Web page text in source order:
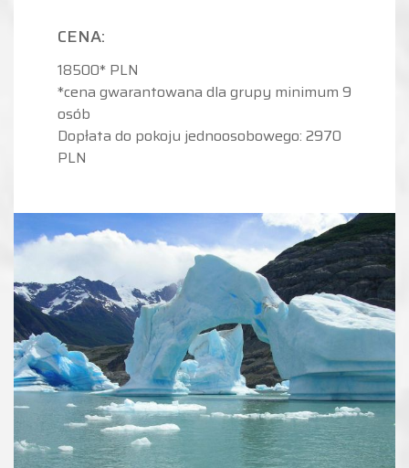
CENA:
18500* PLN
*cena gwarantowana dla grupy minimum 9
osób
Dopłata do pokoju jednoosobowego: 2970
PLN